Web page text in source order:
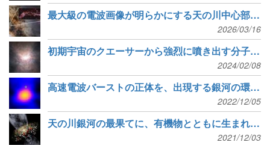
最大級の電波画像が明らかにする天の川中心部の化学組成
2026/03/16
初期宇宙のクエーサーから強烈に噴き出す分子ガス
2024/02/08
高速電波バーストの正体を、出現する銀河の環境から探る
2022/12/05
天の川銀河の最果てに、有機物とともに生まれた星を発見
2021/12/03